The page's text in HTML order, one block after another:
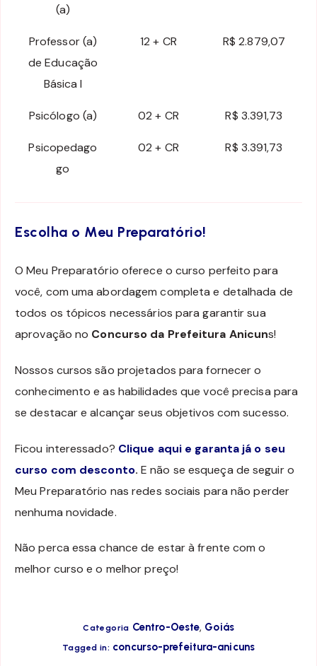
(a)
Professor (a)
de Educação
Básica I
12 + CR R$ 2.879,07
Psicólogo (a) 02 + CR R$ 3.391,73
Psicopedago
go
02 + CR R$ 3.391,73
Escolha o Meu Preparatório!
O Meu Preparatório oferece o curso perfeito para
você, com uma abordagem completa e detalhada de
todos os tópicos necessários para garantir sua
aprovação no Concurso da Prefeitura Anicuns!
Nossos cursos são projetados para fornecer o
conhecimento e as habilidades que você precisa para
se destacar e alcançar seus objetivos com sucesso.
Ficou interessado? Clique aqui e garanta já o seu
curso com desconto. E não se esqueça de seguir o
Meu Preparatório nas redes sociais para não perder
nenhuma novidade.
Não perca essa chance de estar à frente com o
melhor curso e o melhor preço!
Categoria Centro-Oeste, Goiás
Tagged in: concurso-prefeitura-anicuns